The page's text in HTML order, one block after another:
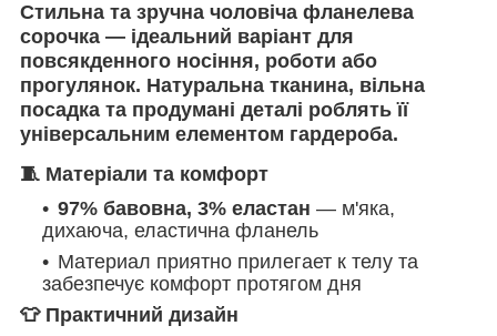
Стильна та зручна чоловіча фланелева
сорочка — ідеальний варіант для
повсякденного носіння, роботи або
прогулянок. Натуральна тканина, вільна
посадка та продумані деталі роблять її
універсальним елементом гардероба.
🧵 Матеріали та комфорт
97% бавовна, 3% еластан — м'яка,
дихаюча, еластична фланель
Материал приятно прилегает к телу та
забезпечує комфорт протягом дня
👕 Практичний дизайн